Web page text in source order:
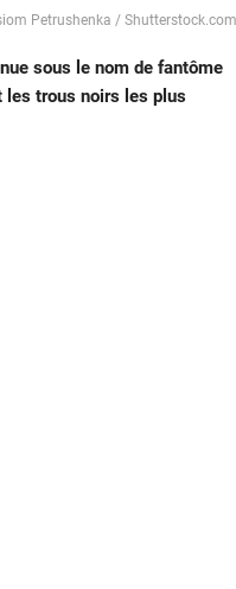
Petrushenka / Shutterstock.com
sous le nom de fantôme
les trous noirs les plus